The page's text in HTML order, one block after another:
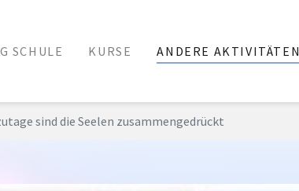
SCHULE KURSE ANDERE AKTIVITÄTEN
sind die Seelen zusammengedrückt